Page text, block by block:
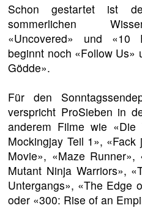
Schon gestartet ist
sommerlichen
«Uncovered» und «10
beginnt noch «Follow Us»
Gödde».
Für den
verspricht ProSieben in
anderem Filme wie
Mockingjay Teil 1»,
Movie», «Maze Runner»,
Mutant Ninja Warriors»,
Untergangs», «The Edge
oder «300: Rise of an